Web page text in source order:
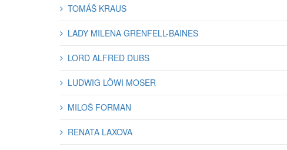
TOMÁŠ KRAUS
LADY MILENA GRENFELL-BAINES
LORD ALFRED DUBS
LUDWIG LÖWI MOSER
MILOŠ FORMAN
RENATA LAXOVA